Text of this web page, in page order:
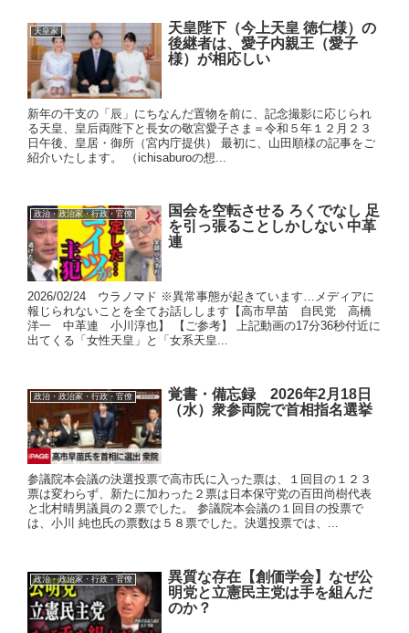
天皇家
天皇陛下（今上天皇 徳仁様）の
後継者は、愛子内親王（愛子
様）が相応しい
新年の干支の「辰」にちなんだ置物を前に、記念撮影に応じられ
る天皇、皇后両陛下と長女の敬宮愛子さま＝令和５年１２月２３
日午後、皇居・御所（宮内庁提供） 最初に、山田順様の記事をご
紹介いたします。 （ichisaburoの想...
政治・政治家・行政・官僚
国会を空転させる ろくでなし 足
を引っ張ることしかしない 中革
連
2026/02/24 ウラノマド ※異常事態が起きています…メディアに
報じられないことを全てお話しします【高市早苗 自民党 高橋
洋一 中革連 小川淳也】 【ご参考】 上記動画の17分36秒付近に
出てくる「女性天皇」と「女系天皇...
政治・政治家・行政・官僚
覚書・備忘録 2026年2月18日
（水）衆参両院で首相指名選挙
参議院本会議の決選投票で高市氏に入った票は、１回目の１２３
票は変わらず、新たに加わった２票は日本保守党の百田尚樹代表
と北村晴男議員の２票でした。 参議院本会議の１回目の投票で
は、小川 純也氏の票数は５８票でした。決選投票では、...
政治・政治家・行政・官僚
異質な存在【創価学会】なぜ公
明党と立憲民主党は手を組んだ
のか？